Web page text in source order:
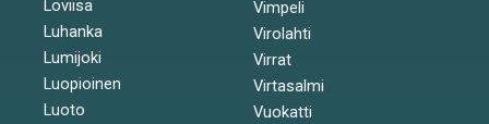
Loviisa
Luhanka
Lumijoki
Luopioinen
Luoto
Vimpeli
Virolahti
Virrat
Virtasalmi
Vuokatti